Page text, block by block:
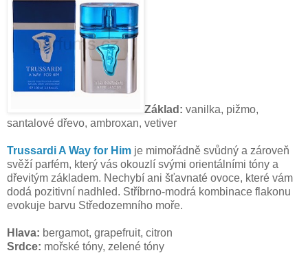
Základ: vanilka, pižmo,
santalové dřevo, ambroxan, vetiver
Trussardi A Way for Him je mimořádně svůdný a zároveň
svěží parfém, který vás okouzlí svými orientálními tóny a
dřevitým základem. Nechybí ani šťavnaté ovoce, které vám
dodá pozitivní nadhled. Stříbrno-modrá kombinace flakonu
evokuje barvu Středozemního moře.
Hlava: bergamot, grapefruit, citron
Srdce: mořské tóny, zelené tóny